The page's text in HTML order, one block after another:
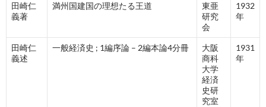
田崎仁
義著
満州国建国の理想たる王道
東亜
研究
会
1932
年
田崎仁
義述
一般経済史 ; 1編序論 – 2編本論4分冊
大阪
商科
大学
経済
史研
究室
1931
年